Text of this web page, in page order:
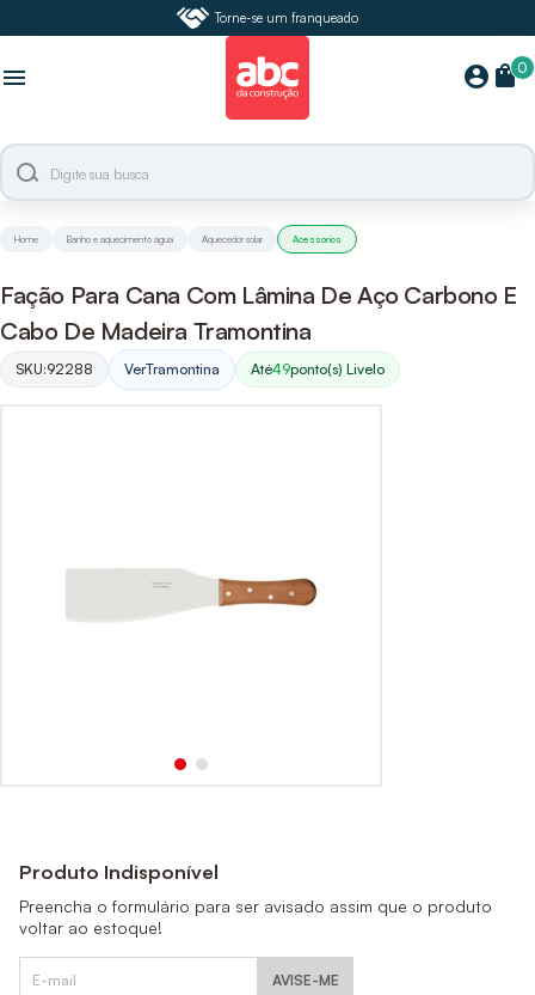
Torne-se um franqueado
menu account_circle 0
shopping_bag
Home Banho e aquecimento água Aquecedor solar Acessorios
Fação Para Cana Com Lâmina De Aço Carbono E
Cabo De Madeira Tramontina
SKU:92288 VerTramontina Até49ponto(s) Livelo
Produto Indisponível
Preencha o formulário para ser avisado assim que o produto
voltar ao estoque!
AVISE-ME